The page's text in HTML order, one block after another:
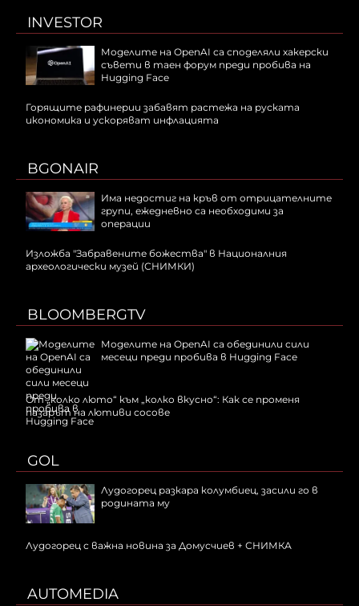
INVESTOR
Моделите на OpenAI са споделяли хакерски
съвети в таен форум преди пробива на
Hugging Face
Горящите рафинерии забавят растежа на руската
икономика и ускоряват инфлацията
BGONAIR
Има недостиг на кръв от отрицателните
групи, ежедневно са необходими за
операции
Изложба "Забравените божества" в Националния
археологически музей (СНИМКИ)
BLOOMBERGTV
Моделите на OpenAI са обединили сили
месеци преди пробива в Hugging Face
От „колко люто“ към „колко вкусно“: Как се променя
пазарът на лютиви сосове
GOL
Лудогорец разкара колумбиец, засили го в
родината му
Лудогорец с важна новина за Домусчиев + СНИМКА
AUTOMEDIA